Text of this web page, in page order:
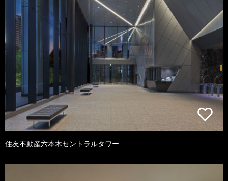
住友不動産六本木セントラルタワー